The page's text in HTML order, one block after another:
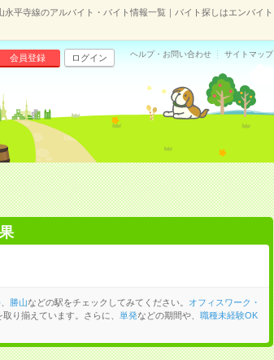
永平寺線のアルバイト・バイト情報一覧｜バイト探しはエンバイト
会員登録 ログイン ヘルプ・お問い合わせ サイトマップ
、 勝山などの駅をチェックしてみてください。
オフィスワーク・
り揃えています。さらに、 単発などの期間や、 職種未経験OK